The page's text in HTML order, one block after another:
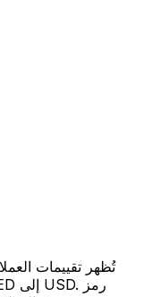
تُظهر تقييمات